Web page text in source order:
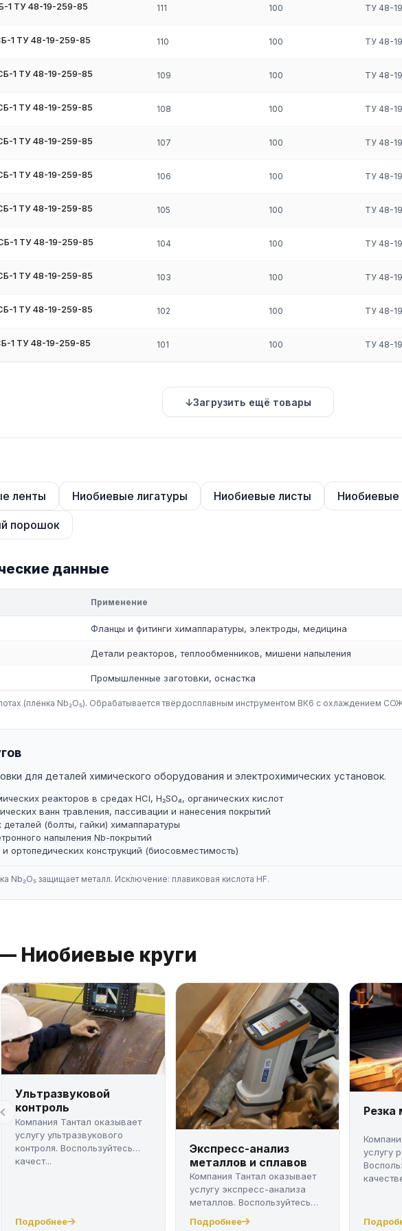
1 ТУ 48-19-259-85 111 100 ТУ 48-
1 ТУ 48-19-259-85 110 100 ТУ 48-
1 ТУ 48-19-259-85 109 100 ТУ 48-
1 ТУ 48-19-259-85 108 100 ТУ 48-
1 ТУ 48-19-259-85 107 100 ТУ 48-
1 ТУ 48-19-259-85 106 100 ТУ 48-
1 ТУ 48-19-259-85 105 100 ТУ 48-
1 ТУ 48-19-259-85 104 100 ТУ 48-
1 ТУ 48-19-259-85 103 100 ТУ 48-
1 ТУ 48-19-259-85 102 100 ТУ 48-
1 ТУ 48-19-259-85 101 100 ТУ 48-
Загрузить ещё товары
ленты Ниобиевые лигатуры Ниобиевые листы Ниобиевые
порошок
данные
Применение
Фланцы и фитинги химаппаратуры, электроды, медицина
Детали реакторов, теплообменников, мишени напыления
Промышленные заготовки, оснастка
(плёнка Nb₂O₅). Обрабатывается твёрдосплавным инструментом ВК6 с охлаждением
для деталей химического оборудования и электрохимических установок.
реакторов в средах HCl, H₂SO₄, органических кислот
ванн травления, пассивации и нанесения покрытий
(болты, гайки) химаппаратуры
напыления Nb-покрытий
ортопедических конструкций (биосовместимость)
Nb₂O₅ защищает металл. Исключение: плавиковая кислота HF.
Ниобиевые круги
Ультразвуковой
контроль
Компания Тантал оказывает
услугу ультразвукового
контроля. Воспользуйтесь
качест...
Подробнее
Экспресс-анализ
металлов и сплавов
Компания Тантал оказывает
услугу экспресс-анализа
металлов. Воспользуйтесь
Подробнее
Резка
услугу